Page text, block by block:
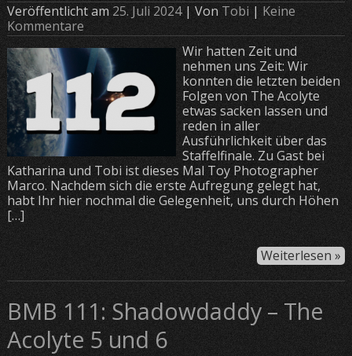
Veröffentlicht am 25. Juli 2024| Von Tobi| Keine
Kommentare
Wir hatten Zeit und
nehmen uns Zeit: Wir
konnten die letzten beiden
Folgen von The Acolyte
etwas sacken lassen und
reden in aller
Ausführlichkeit über das
Staffelfinale. Zu Gast bei
Katharina und Tobi ist dieses Mal Toy Photographer
Marco. Nachdem sich die erste Aufregung gelegt hat,
habt Ihr hier nochmal die Gelegenheit, uns durch Höhen
[…]
Weiterlesen »
BMB 111: Shadowdaddy – The
Acolyte 5 und 6